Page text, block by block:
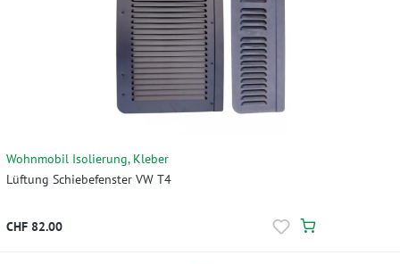
Wohnmobil Isolierung, Kleber
Lüftung Schiebefenster VW T4
CHF 82.00